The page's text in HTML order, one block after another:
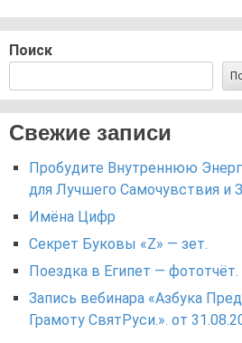
Поиск
Свежие записи
Пробудите Внутреннюю
для Лучшего Самочувствия и
Имёна Цифр
Секрет Буковы «Z» — зет.
Поездка в Египет — фототчёт.
Запись вебинара «Азбука
Грамоту СвятРуси.». от